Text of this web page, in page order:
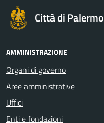
Città di Palermo
AMMINISTRAZIONE
Organi di governo
Aree amministrative
Uffici
Enti e fondazioni